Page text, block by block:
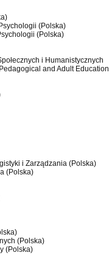
(Polska)
(Polska)
i Humanistycznych
and Adult Education
i Zarządzania (Polska)
(Polska)
(Polska)
(Polska)